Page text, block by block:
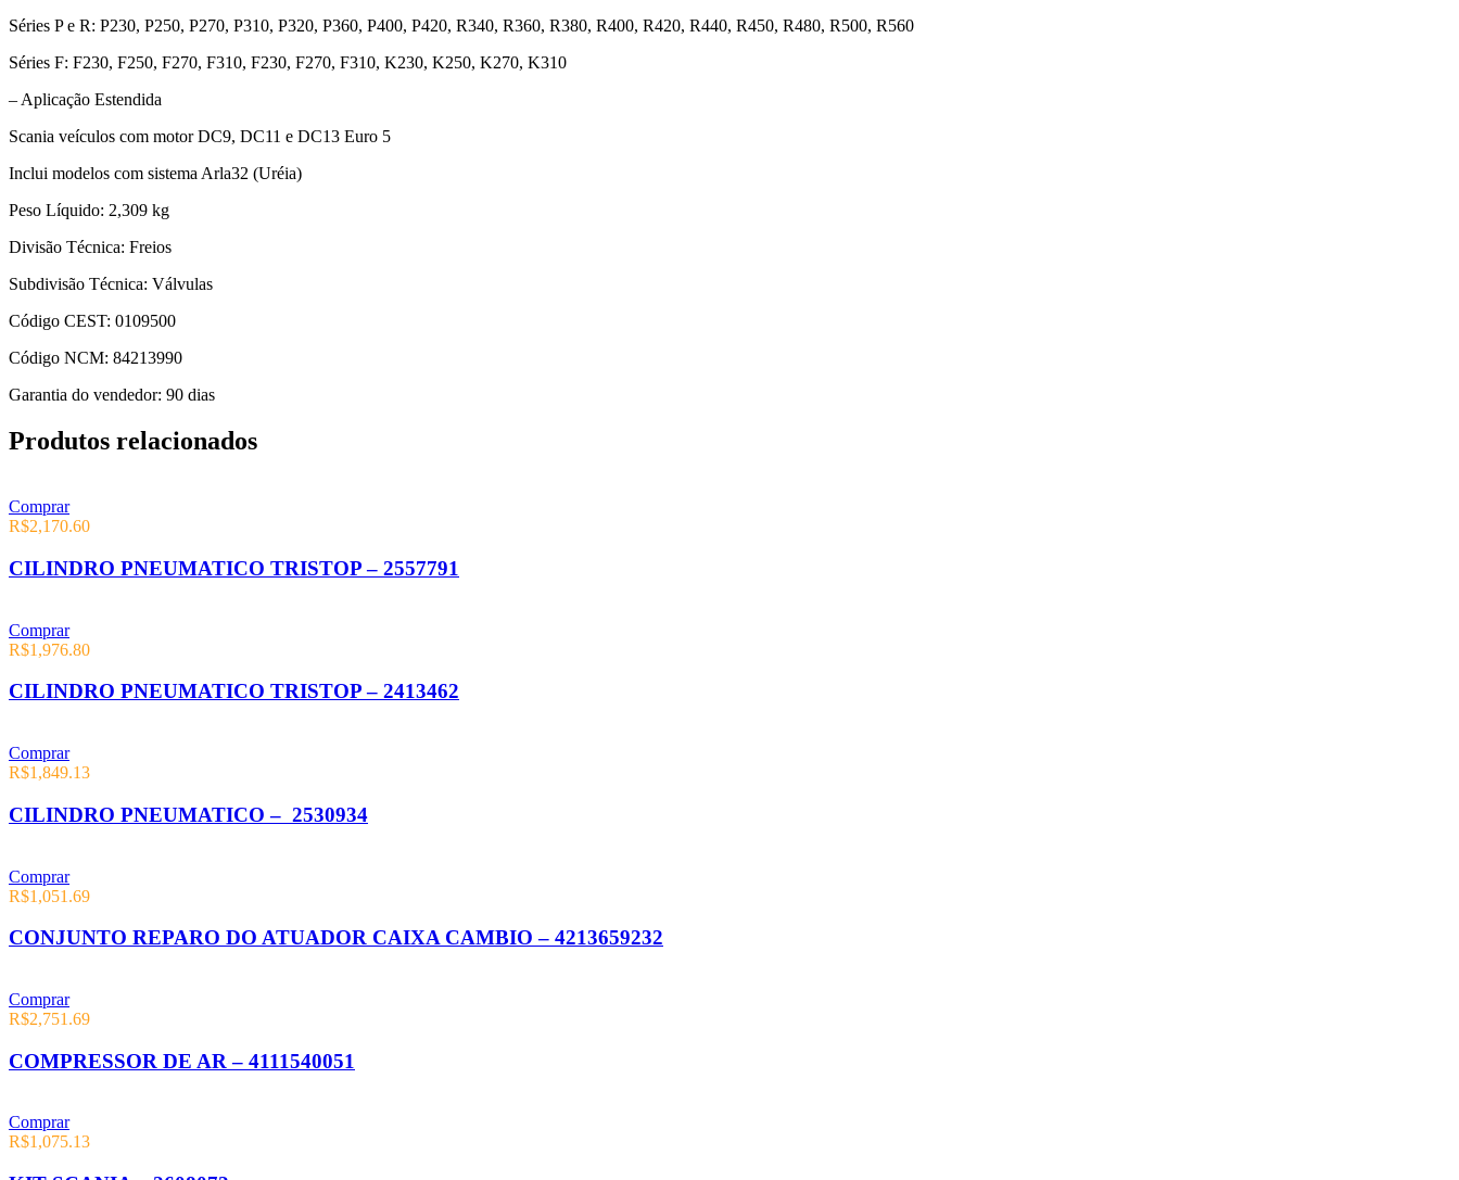
Séries P e R: P230, P250, P270, P310, P320, P360, P400, P420, R340, R360, R380, R400, R420, R440, R450, R480, R500, R560
Séries F: F230, F250, F270, F310, F230, F270, F310, K230, K250, K270, K310
– Aplicação Estendida
Scania veículos com motor DC9, DC11 e DC13 Euro 5
Inclui modelos com sistema Arla32 (Uréia)
Peso Líquido: 2,309 kg
Divisão Técnica: Freios
Subdivisão Técnica: Válvulas
Código CEST: 0109500
Código NCM: 84213990
Garantia do vendedor: 90 dias
Produtos relacionados
Comprar
R$2,170.60
CILINDRO PNEUMATICO TRISTOP – 2557791
Comprar
R$1,976.80
CILINDRO PNEUMATICO TRISTOP – 2413462
Comprar
R$1,849.13
CILINDRO PNEUMATICO – 2530934
Comprar
R$1,051.69
CONJUNTO REPARO DO ATUADOR CAIXA CAMBIO – 4213659232
Comprar
R$2,751.69
COMPRESSOR DE AR – 4111540051
Comprar
R$1,075.13